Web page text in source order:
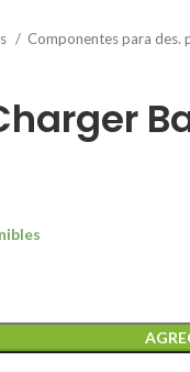
Componentes para